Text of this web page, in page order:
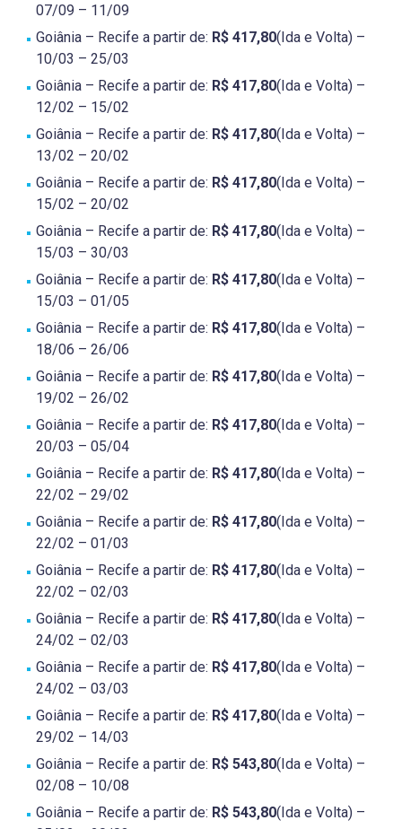
07/09 – 11/09
Goiânia – Recife a partir de: R$ 417,80(Ida e Volta) –
10/03 – 25/03
Goiânia – Recife a partir de: R$ 417,80(Ida e Volta) –
12/02 – 15/02
Goiânia – Recife a partir de: R$ 417,80(Ida e Volta) –
13/02 – 20/02
Goiânia – Recife a partir de: R$ 417,80(Ida e Volta) –
15/02 – 20/02
Goiânia – Recife a partir de: R$ 417,80(Ida e Volta) –
15/03 – 30/03
Goiânia – Recife a partir de: R$ 417,80(Ida e Volta) –
15/03 – 01/05
Goiânia – Recife a partir de: R$ 417,80(Ida e Volta) –
18/06 – 26/06
Goiânia – Recife a partir de: R$ 417,80(Ida e Volta) –
19/02 – 26/02
Goiânia – Recife a partir de: R$ 417,80(Ida e Volta) –
20/03 – 05/04
Goiânia – Recife a partir de: R$ 417,80(Ida e Volta) –
22/02 – 29/02
Goiânia – Recife a partir de: R$ 417,80(Ida e Volta) –
22/02 – 01/03
Goiânia – Recife a partir de: R$ 417,80(Ida e Volta) –
22/02 – 02/03
Goiânia – Recife a partir de: R$ 417,80(Ida e Volta) –
24/02 – 02/03
Goiânia – Recife a partir de: R$ 417,80(Ida e Volta) –
24/02 – 03/03
Goiânia – Recife a partir de: R$ 417,80(Ida e Volta) –
29/02 – 14/03
Goiânia – Recife a partir de: R$ 543,80(Ida e Volta) –
02/08 – 10/08
Goiânia – Recife a partir de: R$ 543,80(Ida e Volta) –